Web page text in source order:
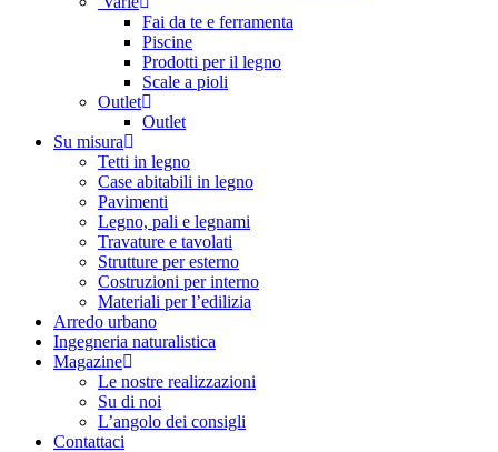
Fai da te e ferramenta
Piscine
Prodotti per il legno
Scale a pioli
Outlet
Outlet
Su misura
Tetti in legno
Case abitabili in legno
Pavimenti
Legno, pali e legnami
Travature e tavolati
Strutture per esterno
Costruzioni per interno
Materiali per l’edilizia
Arredo urbano
Ingegneria naturalistica
Magazine
Le nostre realizzazioni
Su di noi
L’angolo dei consigli
Contattaci